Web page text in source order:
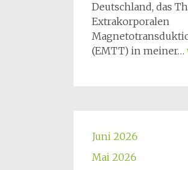
Deutschland, das
Extrakorporalen
(EMTT) in meiner…
Juni 2026
Mai 2026